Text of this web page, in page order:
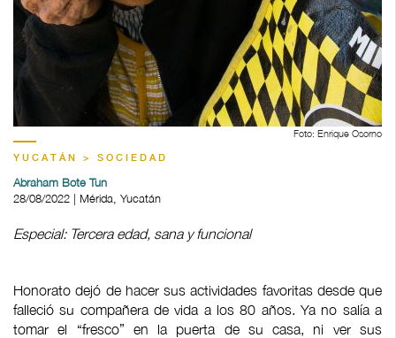
Foto: Enrique Osorno
YUCATÁN > SOCIEDAD
Abraham Bote Tun
28/08/2022 | Mérida, Yucatán
Especial: Tercera edad, sana y funcional
Honorato dejó de hacer sus actividades favoritas desde que
falleció su compañera de vida a los 80 años. Ya no salía a
tomar el “fresco” en la puerta de su casa, ni ver sus